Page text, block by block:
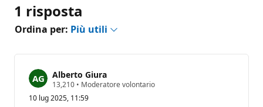
1 risposta
Ordina per: Più utili
Alberto Giura
13,210 P
n
• Moderatore volontario
10 lug 2025, 11:59